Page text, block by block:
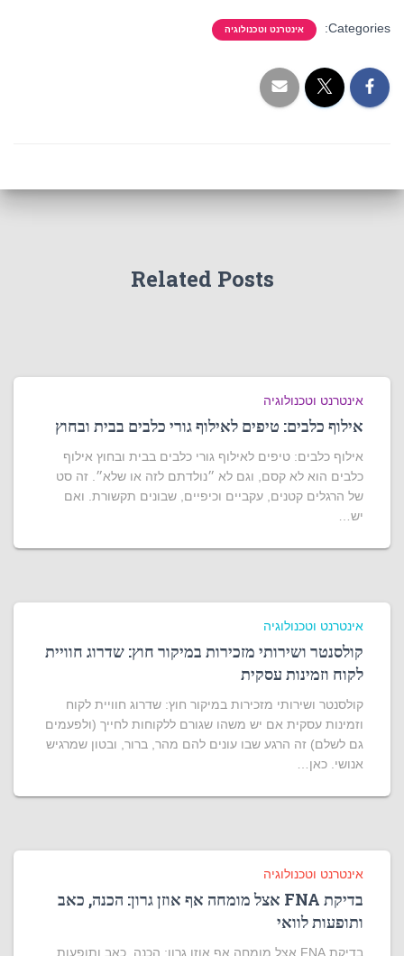
Categories: אינטרנט וטכנולוגיה
Related Posts
אינטרנט וטכנולוגיה
אילוף כלבים: טיפים לאילוף גורי כלבים בבית ובחוץ
אילוף כלבים: טיפים לאילוף גורי כלבים בבית ובחוץ אילוף
כלבים הוא לא קסם, וגם לא ״נולדתם לזה או שלא״. זה סט
של הרגלים קטנים, עקביים וכיפיים, שבונים תקשורת. ואם
יש…
אינטרנט וטכנולוגיה
קולסנטר ושירותי מזכירות במיקור חוץ: שדרוג חוויית
לקוח וזמינות עסקית
קולסנטר ושירותי מזכירות במיקור חוץ: שדרוג חוויית לקוח
וזמינות עסקית אם יש משהו שגורם ללקוחות לחייך (ולפעמים
גם לשלם) זה הרגע שבו עונים להם מהר, ברור, ובטון שמרגיש
אנושי. כאן…
אינטרנט וטכנולוגיה
בדיקת FNA אצל מומחה אף אוזן גרון: הכנה, כאב
ותופעות לוואי
בדיקת FNA אצל מומחה אף אוזן גרון: הכנה, כאב ותופעות